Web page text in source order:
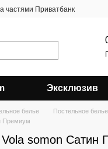
частями Приватбанк
Эксклюзив
белье
Постельное
Премиум
somon Сатин